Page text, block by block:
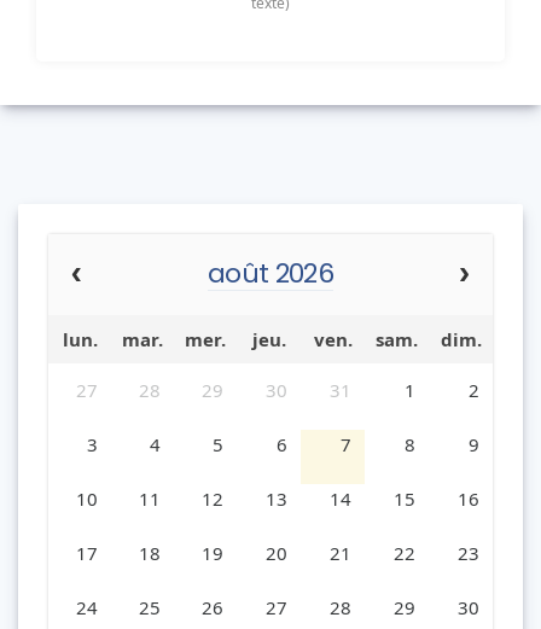
août 2026
lun. mar. mer. jeu. ven. sam. dim.
27 28 29 30 31 1 2
3 4 5 6 7 8 9
10 11 12 13 14 15 16
17 18 19 20 21 22 23
24 25 26 27 28 29 30